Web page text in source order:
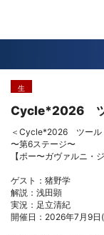
生
Cycle*2026 ツ
＜Cycle*2026 ツール
〜第6ステージ〜
【ポー〜ガヴァルニ・
ゲスト：猪野学
解説：浅田顕
実況：足立清紀
開催日：2026年7月9日